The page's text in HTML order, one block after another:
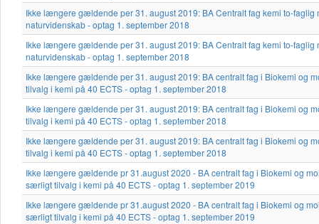
Ikke længere gældende per 31. august 2019: BA Centralt fag kemi to-faglig
naturvidenskab - optag 1. september 2018
Ikke længere gældende per 31. august 2019: BA Centralt fag kemi to-faglig
naturvidenskab - optag 1. september 2018
Ikke længere gældende per 31. august 2019: BA centralt fag i Biokemi og
tilvalg i kemi på 40 ECTS - optag 1. september 2018
Ikke længere gældende per 31. august 2019: BA centralt fag i Biokemi og
tilvalg i kemi på 40 ECTS - optag 1. september 2018
Ikke længere gældende per 31. august 2019: BA centralt fag i Biokemi og
tilvalg i kemi på 40 ECTS - optag 1. september 2018
Ikke længere gældende pr 31.august 2020 - BA centralt fag i Biokemi og
særligt tilvalg i kemi på 40 ECTS - optag 1. september 2019
Ikke længere gældende pr 31.august 2020 - BA centralt fag i Biokemi og
særligt tilvalg i kemi på 40 ECTS - optag 1. september 2019